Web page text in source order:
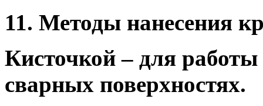
11. Методы нанесения
Кисточкой – для
сварных поверхностях.